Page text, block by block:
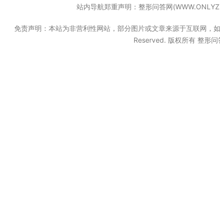
站内导航郑重声明：整形问答网
免责声明：本站为非营利性网站，部分图片或文章来源于互联网，
Reserved. 版权所有 整形问